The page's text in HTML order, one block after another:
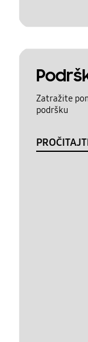
Zatražite
podršku